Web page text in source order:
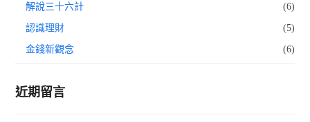
解說三十六計 (6)
認識理財 (5)
金錢新觀念 (6)
近期留言